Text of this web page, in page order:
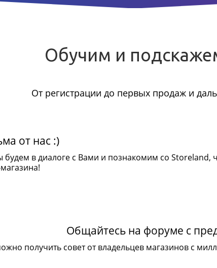
Обучим и
От регистрации до первых продаж и
от нас :)
будем в диалоге с Вами и познакомим со Storeland,
Общайтесь на форуме с
получить совет от владельцев магазинов с